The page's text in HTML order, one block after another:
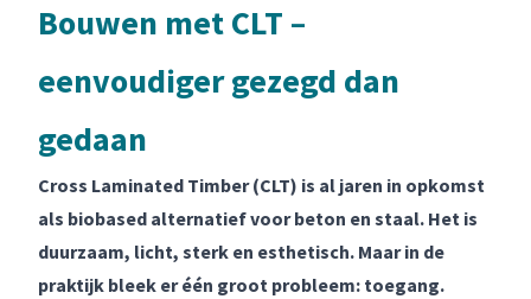
Bouwen met CLT –
eenvoudiger gezegd dan
gedaan
Cross Laminated Timber (CLT) is al jaren in opkomst
als biobased alternatief voor beton en staal. Het is
duurzaam, licht, sterk en esthetisch. Maar in de
praktijk bleek er één groot probleem: toegang.